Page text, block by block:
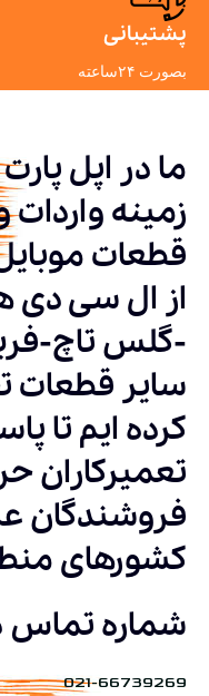
پشتیبانی
بصورت ۲۴ساعته
ما در اپل
زمینه
قطعات
از ال سی دی
-گلس تاچ-
سایر قطعات
کرده ایم تا
تعمیرکاران
فروشندگان
کشورهای
شماره
021-66739269